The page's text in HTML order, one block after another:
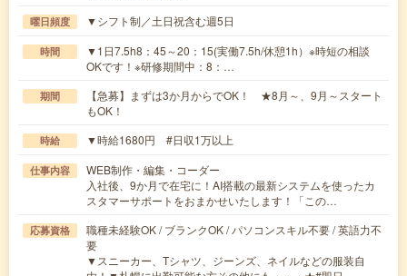
曜日頻度 ▼シフト制／土日祝含む週5日
時間
▼1日7.5h8：45～20：15(実働7.5h/休憩1h）※時短の相談
OKです！※研修期間中：8：…
期間
【急募】まずは3か月からでOK！ ★8月～、9月～スタート
もOK！
時給 ▼時給1680円 #日収1万以上
仕事内容
WEB制作・編集・コーダー
入社後、9か月で在宅に！AI搭載の最新システムを使ったカ
スタマーサポートをおまかせいたします！「この…
応募資格
職種未経験OK / ブランクOK / パソコンスキル不要 / 英語力不
要
▼スニーカー、Tシャツ、ジーンズ、ネイルなどの服装自